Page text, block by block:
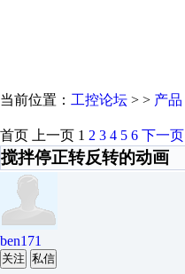
当前位置： 工控论坛 > > 产品
首页 上一页 1 2 3 4 5 6 下一页
搅拌停正转反转的动画
ben171
关注 私信